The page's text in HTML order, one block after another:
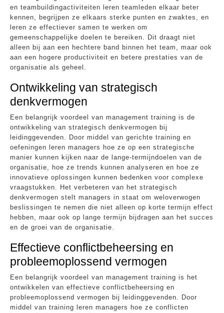
en teambuildingactiviteiten leren teamleden elkaar beter
kennen, begrijpen ze elkaars sterke punten en zwaktes, en
leren ze effectiever samen te werken om
gemeenschappelijke doelen te bereiken. Dit draagt niet
alleen bij aan een hechtere band binnen het team, maar ook
aan een hogere productiviteit en betere prestaties van de
organisatie als geheel.
Ontwikkeling van strategisch
denkvermogen
Een belangrijk voordeel van management training is de
ontwikkeling van strategisch denkvermogen bij
leidinggevenden. Door middel van gerichte training en
oefeningen leren managers hoe ze op een strategische
manier kunnen kijken naar de lange-termijndoelen van de
organisatie, hoe ze trends kunnen analyseren en hoe ze
innovatieve oplossingen kunnen bedenken voor complexe
vraagstukken. Het verbeteren van het strategisch
denkvermogen stelt managers in staat om weloverwogen
beslissingen te nemen die niet alleen op korte termijn effect
hebben, maar ook op lange termijn bijdragen aan het succes
en de groei van de organisatie.
Effectieve conflictbeheersing en
probleemoplossend vermogen
Een belangrijk voordeel van management training is het
ontwikkelen van effectieve conflictbeheersing en
probleemoplossend vermogen bij leidinggevenden. Door
middel van training leren managers hoe ze conflicten